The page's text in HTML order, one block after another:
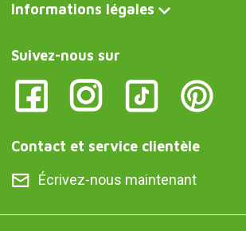
Informations légales
Suivez-nous sur
Contact et service clientèle
Écrivez-nous maintenant